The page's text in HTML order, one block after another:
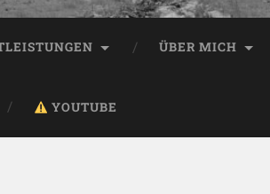
ÜBER MICH
YOUTUBE